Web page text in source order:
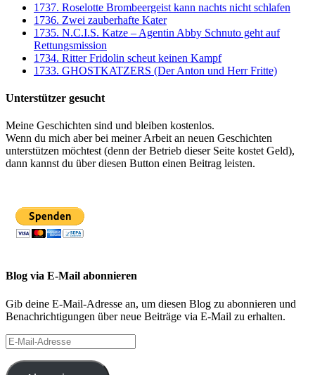
1737. Roselotte Brombeergeist kann nachts nicht schlafen
1736. Zwei zauberhafte Kater
1735. N.C.I.S. Katze – Agentin Abby Schnuto geht auf
Rettungsmission
1734. Ritter Fridolin scheut keinen Kampf
1733. GHOSTKATZERS (Der Anton und Herr Fritte)
Unterstützer gesucht
Meine Geschichten sind und bleiben kostenlos.
Wenn du mich aber bei meiner Arbeit an neuen Geschichten
unterstützen möchtest (denn der Betrieb dieser Seite kostet Geld),
dann kannst du über diesen Button einen Beitrag leisten.
Blog via E-Mail abonnieren
Gib deine E-Mail-Adresse an, um diesen Blog zu abonnieren und
Benachrichtigungen über neue Beiträge via E-Mail zu erhalten.
E-
Mail-
Adresse